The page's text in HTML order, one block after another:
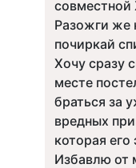
Разожги же
почиркай
Хочу сразу
месте
браться за
вредных
которая
Избавлю от